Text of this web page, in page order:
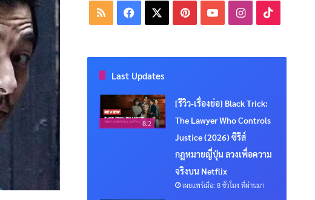
RSS Facebook PinterestYouTubeInstagram
Last Updates
8.2
[รีวิว-เรื่องย่อ] Black Trick:
The Lawyer Who Controls
Justice (2026) ซีรีส์
กฎหมายญี่ปุ่น ลวงเพื่อความ
จริงบน Netflix
เผยแพร่เมื่อ: 8 ชั่วโมง ที่ผ่านมา